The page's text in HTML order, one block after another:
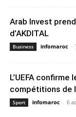
Arab Invest
d’AKDITAL
Business infomaroc -
L’UEFA
compétitions de
Sport infomaroc - 6